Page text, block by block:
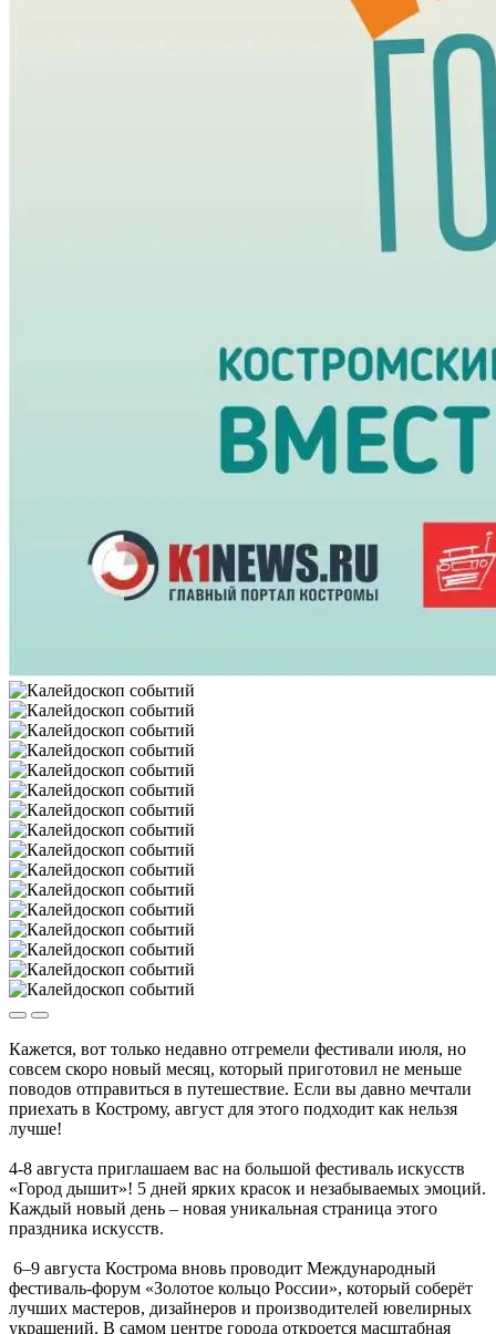
Кажется, вот только недавно отгремели фестивали июля, но
совсем скоро новый месяц, который приготовил не меньше
поводов отправиться в путешествие. Если вы давно мечтали
приехать в Кострому, август для этого подходит как нельзя
лучше!
4-8 августа приглашаем вас на большой фестиваль искусств
«Город дышит»! 5 дней ярких красок и незабываемых эмоций.
Каждый новый день – новая уникальная страница этого
праздника искусств.
6–9 августа Кострома вновь проводит Международный
фестиваль-форум «Золотое кольцо России», который соберёт
лучших мастеров, дизайнеров и производителей ювелирных
украшений. В самом центре города откроется масштабная